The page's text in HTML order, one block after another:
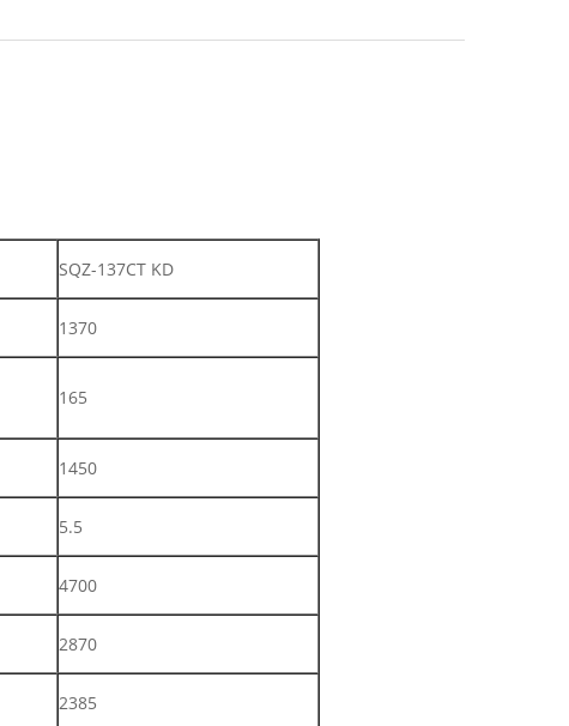
SQZ-137CT KD
1370
165
1450
5.5
4700
2870
2385